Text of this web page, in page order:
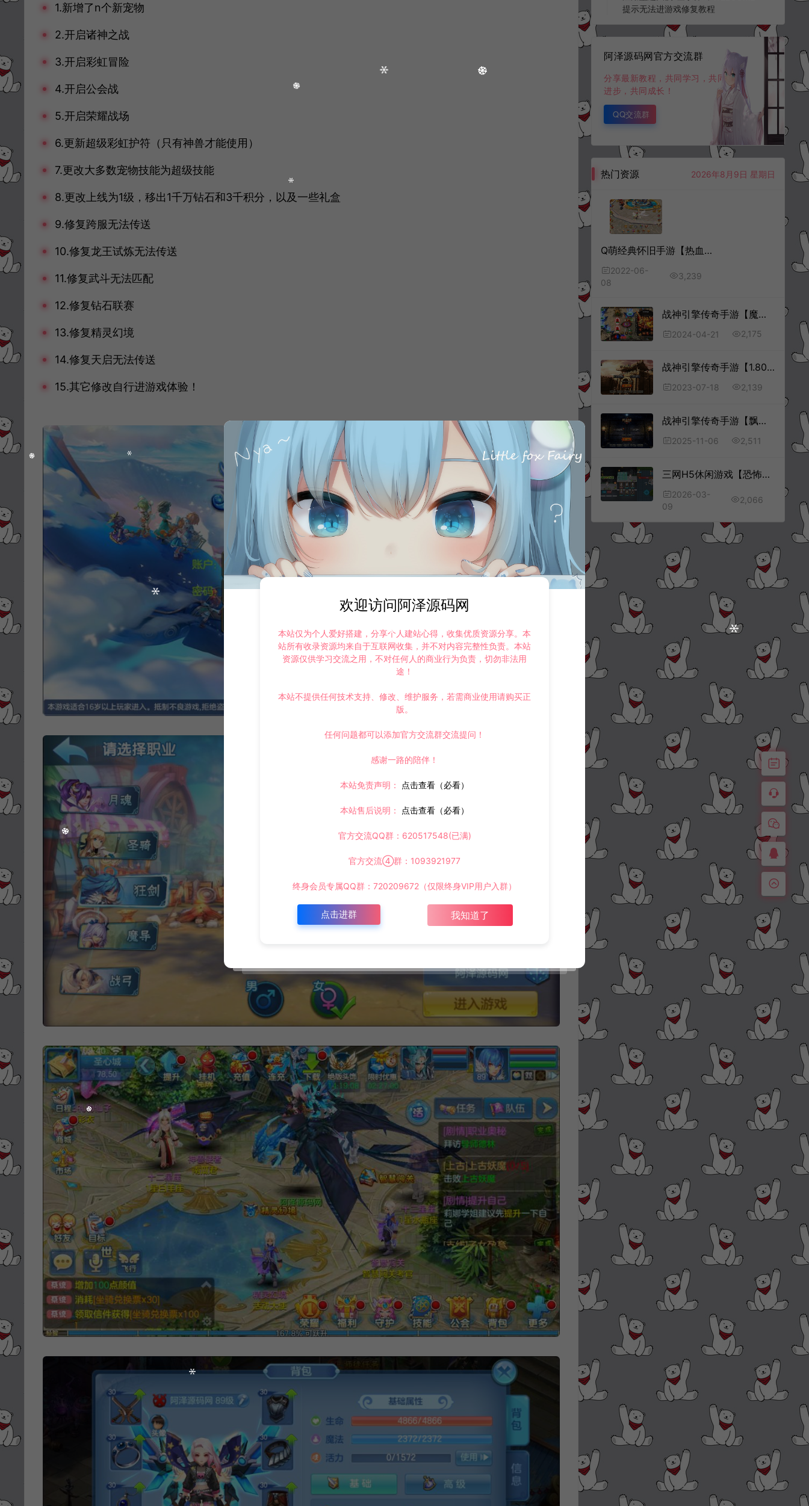
1.新增了n个新宠物
2.开启诸神之战
3.开启彩虹冒险
4.开启公会战
5.开启荣耀战场
6.更新超级彩虹护符（只有神兽才能使用）
7.更改大多数宠物技能为超级技能
8.更改上线为1级，移出1千万钻石和3千积分，以及一些礼盒
9.修复跨服无法传送
10.修复龙王试炼无法传送
11.修复武斗无法匹配
12.修复钻石联赛
13.修复精灵幻境
14.修复天启无法传送
15.其它修改自行进游戏体验！
提示无法进游戏修复教程
阿泽源码网官方交流群
分享最新教程，共同学习，共同
进步，共同成长！
QQ交流群
热门资源 2026年8月9日 星期日
Q萌经典怀旧手游【热血江湖定制版】6月最新整理Linux手工服务端+GM后台+安卓苹果双端+详细搭建教程
2022-06-
08
3,239
战神引擎传奇手游【魔临天下龍之傳奇星王合击+4第二版[白猪3.0]】4月最新整理Win一键服务端+GM授权后台+安卓苹果双端+详细搭建教程+视频教程
2024-04-21 2,175
战神引擎传奇手游【1.80龙川公益魔龙终极版】7月最新整理Win一键服务端+GM授权后台+安卓苹果双端+详细搭建教程+视频教程
2023-07-18 2,139
战神引擎传奇手游【飘逸时空三职业2025[白猪3.1]】11月最新整理Win一键服务端+GM授权后台+安卓苹果双端+详细搭建教程+视频教程
2025-11-06 2,511
三网H5休闲游戏【恐怖花园H5】3月最新整理Linux手工服务端+Win一键服务端+解压即玩+简易安卓客户端+详细搭建教程
2026-03-
09
2,066
欢迎访问阿泽源码网
本站仅为个人爱好搭建，分享个人建站心得，收集优质资源分享。本
站所有收录资源均来自于互联网收集，并不对内容完整性负责。本站
资源仅供学习交流之用，不对任何人的商业行为负责，切勿非法用
途！
本站不提供任何技术支持、修改、维护服务，若需商业使用请购买正
版。
任何问题都可以添加官方交流群交流提问！
感谢一路的陪伴！
本站免责声明： 点击查看（必看）
本站售后说明： 点击查看（必看）
官方交流QQ群：620517548(已满)
官方交流④群：1093921977
终身会员专属QQ群：720209672（仅限终身VIP用户入群）
点击进群 我知道了